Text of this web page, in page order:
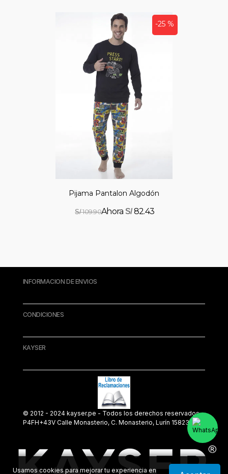
-25 %
Pijama Pantalon Algodón
S/109.90 S/82.43
INFORMACION DE ENVIOS
CONDICIONES
KAYSER
© 2012 - 2024 kayser.pe - Todos los derechos reservados.
P4FH+43V Calle Monasterio, C. Monasterio, Lurín 15823
Usamos cookies para mejorar tu experiencia en